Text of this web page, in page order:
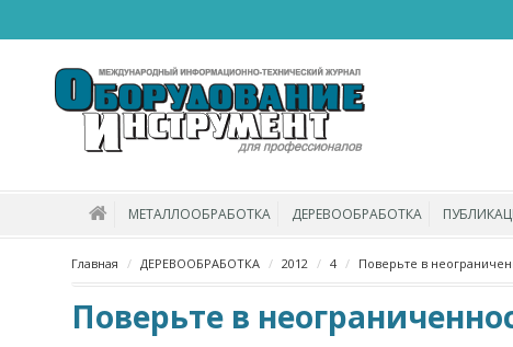
МЕТАЛЛООБРАБОТКА ДЕРЕВООБРАБОТКА
Главная ДЕРЕВООБРАБОТКА 2012 4 Поверьте в
Поверьте в